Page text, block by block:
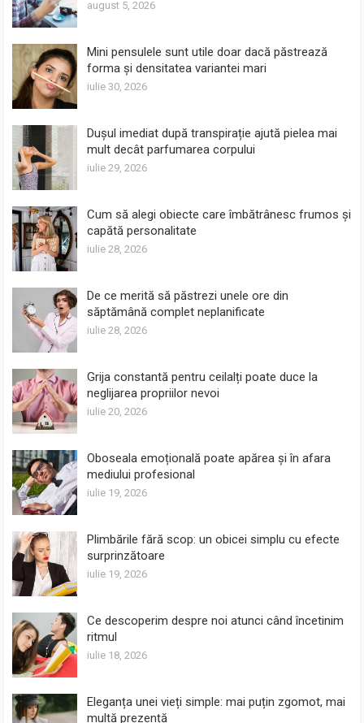
august 5, 2026
Mini pensulele sunt utile doar dacă păstrează
forma și densitatea variantei mari
iulie 30, 2026
Dușul imediat după transpirație ajută pielea mai
mult decât parfumarea corpului
iulie 29, 2026
Cum să alegi obiecte care îmbătrânesc frumos și
capătă personalitate
iulie 28, 2026
De ce merită să păstrezi unele ore din
săptămână complet neplanificate
iulie 28, 2026
Grija constantă pentru ceilalți poate duce la
neglijarea propriilor nevoi
iulie 20, 2026
Oboseala emoțională poate apărea și în afara
mediului profesional
iulie 19, 2026
Plimbările fără scop: un obicei simplu cu efecte
surprinzătoare
iulie 19, 2026
Ce descoperim despre noi atunci când încetinim
ritmul
iulie 18, 2026
Eleganța unei vieți simple: mai puțin zgomot, mai
multă prezență